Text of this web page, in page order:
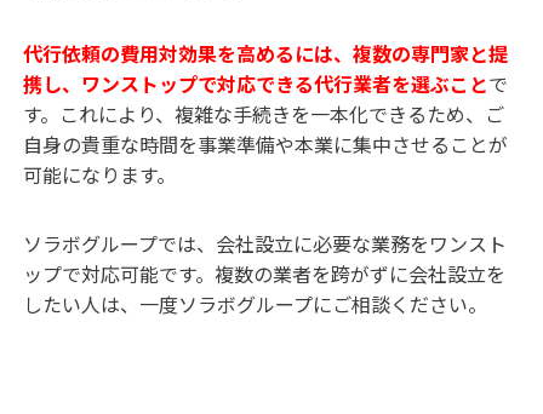
代行依頼の費用対効果を高めるには、複数の専門家と提
携し、ワンストップで対応できる代行業者を選ぶことで
す。これにより、複雑な手続きを一本化できるため、ご
自身の貴重な時間を事業準備や本業に集中させることが
可能になります。
ソラボグループでは、会社設立に必要な業務をワンスト
ップで対応可能です。複数の業者を跨がずに会社設立を
したい人は、一度ソラボグループにご相談ください。